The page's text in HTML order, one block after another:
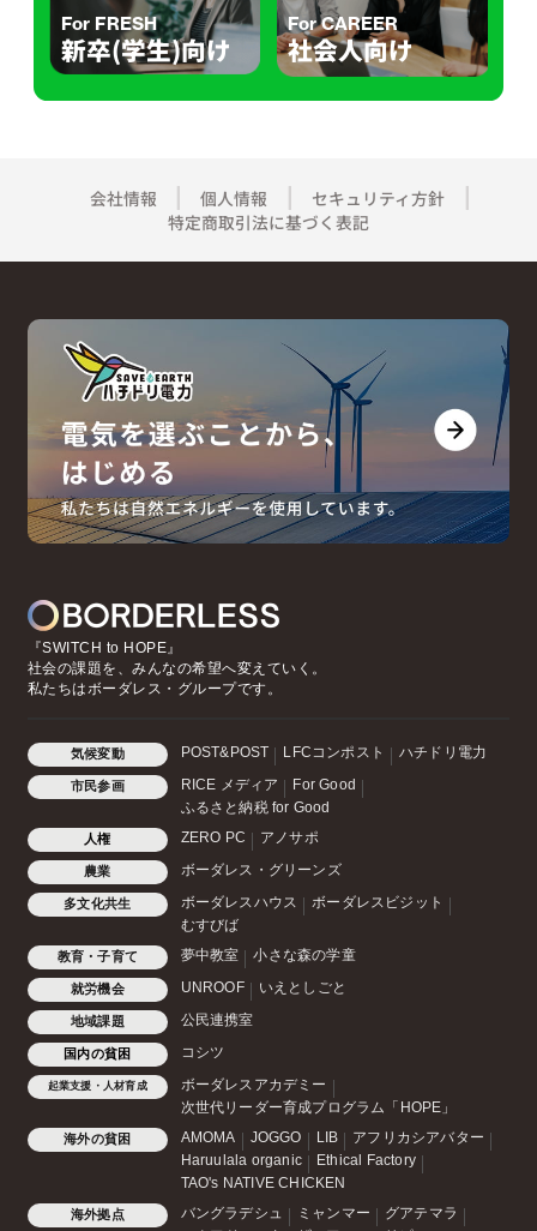
For FRESH
新卒(学生)向け
For CAREER
社会人向け
会社情報 個人情報
セキュリティ方針
特定商取引法に基づく表記
『SWITCH to HOPE』
社会の課題を、みんなの希望へ変えていく。
私たちはボーダレス・グループです。
気候変動 POST&POST LFCコンポスト ハチドリ電力
市民参画 RICE メディア
For Good
ふるさと納税 for Good
人権 ZERO PC アノサポ
農業 ボーダレス・グリーンズ
多文化共生 ボーダレスハウス
ボーダレスビジット
むすびば
教育・子育て 夢中教室 小さな森の学童
就労機会 UNROOF いえとしごと
地域課題 公民連携室
国内の貧困 コシツ
起業支援・人材育成
ボーダレスアカデミー
次世代リーダー育成プログラム「HOPE」
海外の貧困 AMOMA JOGGO LIB
アフリカシアバター
Haruulala organic
Ethical Factory
TAO's NATIVE CHICKEN
海外拠点 バングラデシュ ミャンマー
グアテマラ